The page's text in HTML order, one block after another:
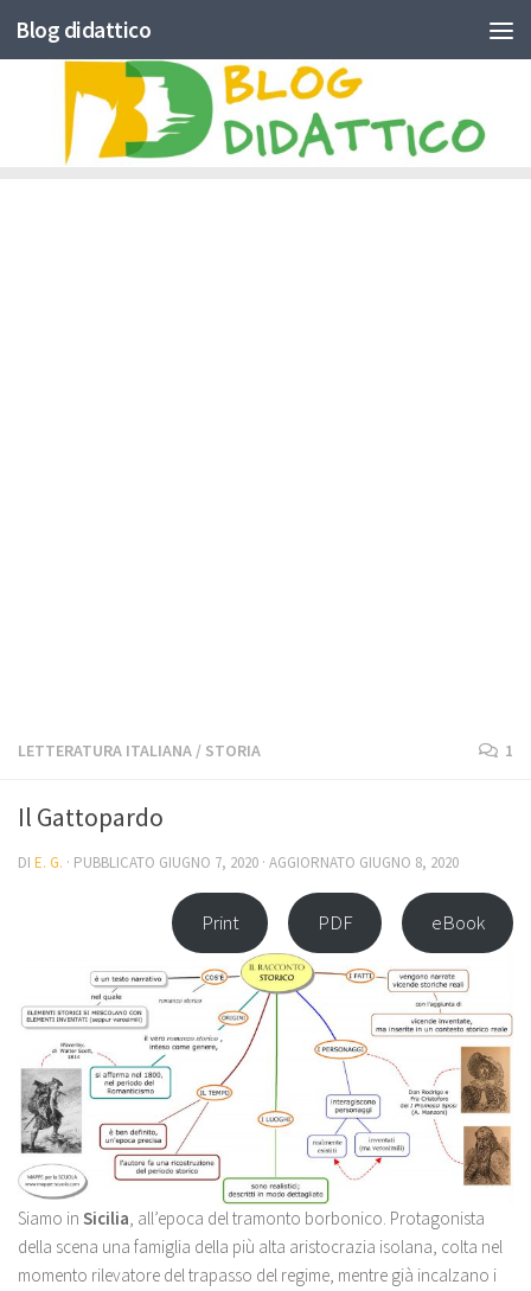
Skip to content
Blog didattico
LETTERATURA ITALIANA / STORIA 1
Il Gattopardo
DI E. G. · PUBBLICATO GIUGNO 7, 2020 · AGGIORNATO GIUGNO 8, 2020
Print PDF eBook
Siamo in Sicilia, all’epoca del tramonto borbonico. Protagonista
della scena una famiglia della più alta aristocrazia isolana, colta nel
momento rilevatore del trapasso del regime, mentre già incalzano i